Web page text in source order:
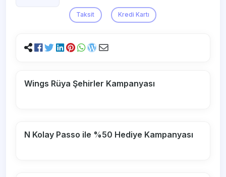
Taksit Kredi Kartı
Wings Rüya Şehirler Kampanyası
N Kolay Passo ile %50 Hediye Kampanyası